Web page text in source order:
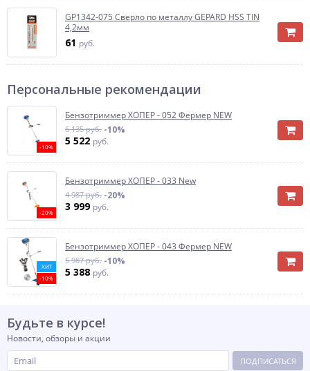
GP1342-075 Сверло по металлу GEPARD HSS TIN
4,2мм
61 руб.
Персональные рекомендации
-10%
Бензотриммер ХОПЕР - 052 Фермер NEW
6 135 руб. -10%
5 522 руб.
-20%
Бензотриммер ХОПЕР - 033 New
4 987 руб. -20%
3 999 руб.
ХИТ
-10%
Бензотриммер ХОПЕР - 043 Фермер NEW
5 987 руб. -10%
5 388 руб.
Будьте в курсе!
Новости, обзоры и акции
ПОДПИСАТЬСЯ